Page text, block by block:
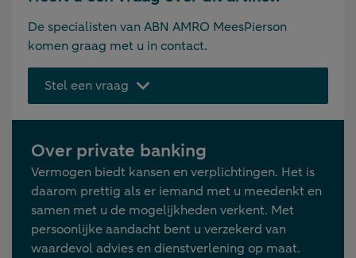
De specialisten van ABN AMRO MeesPierson
komen graag met u in contact.
Stel een vraag
Over private banking
Vermogen biedt kansen en verplichtingen. Het is
daarom prettig als er iemand met u meedenkt en
samen met u de mogelijkheden verkent. Met
persoonlijke aandacht bent u verzekerd van
waardevol advies en dienstverlening op maat.